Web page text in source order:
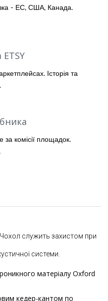
- ЕС, США, Канада.
Історія та
комісії площадок.
Чохол служить захистом при
системи
матеріалу Oxford
кедер-кантом по